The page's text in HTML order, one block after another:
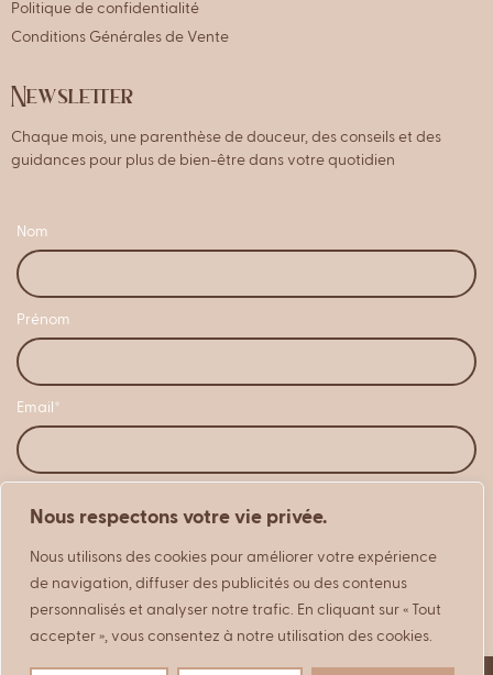
Nous respectons votre vie privée.
Nous utilisons des cookies pour améliorer votre expérience
de navigation, diffuser des publicités ou des contenus
personnalisés et analyser notre trafic. En cliquant sur « Tout
accepter », vous consentez à notre utilisation des cookies.
Politique de confidentialité
Conditions Générales de Vente
Newsletter
Chaque mois, une parenthèse de douceur, des conseils et des
guidances pour plus de bien-être dans votre quotidien
Nom
Prénom
Email*